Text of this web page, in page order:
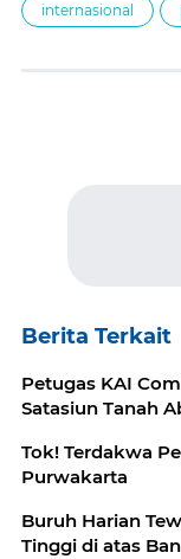
internasional
Berita Terkait
Petugas KAI
Satasiun Tanah
Tok! Terdakwa
Purwakarta
Buruh Harian
Tinggi di atas